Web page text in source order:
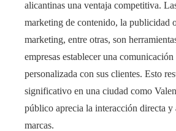
alicantinas una ventaja competitiva.
marketing de contenido, la publicidad
marketing, entre otras, son
empresas establecer una
personalizada con sus clientes. Esto
significativo en una ciudad como
público aprecia la interacción directa y
marcas.